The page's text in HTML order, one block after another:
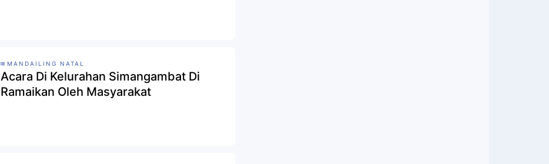
MANDAILING NATAL
Acara Di Kelurahan Simangambat Di
Ramaikan Oleh Masyarakat